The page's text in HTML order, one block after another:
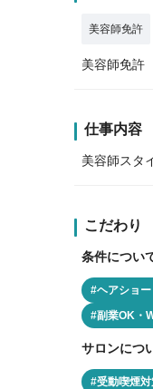
美容師免許
美容師免許
仕事内容
美容師スタ
こだわり
条件につい
#ヘアショ
#副業OK・
サロンにつ
#受動喫煙対